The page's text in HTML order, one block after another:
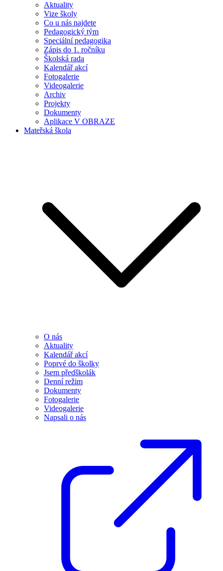
Aktuality
Vize školy
Co u nás najdete
Pedagogický tým
Speciální pedagogika
Zápis do 1. ročníku
Školská rada
Kalendář akcí
Fotogalerie
Videogalerie
Archiv
Projekty
Dokumenty
Aplikace V OBRAZE
Mateřská škola
O nás
Aktuality
Kalendář akcí
Poprvé do školky
Jsem předškolák
Denní režim
Dokumenty
Fotogalerie
Videogalerie
Napsali o nás